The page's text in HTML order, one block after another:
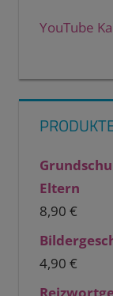
YouTube
Eltern
8,90 €
4,90 €